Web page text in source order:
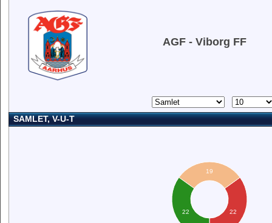
AGF - Viborg FF
SAMLET, V-U-T
22
19
22